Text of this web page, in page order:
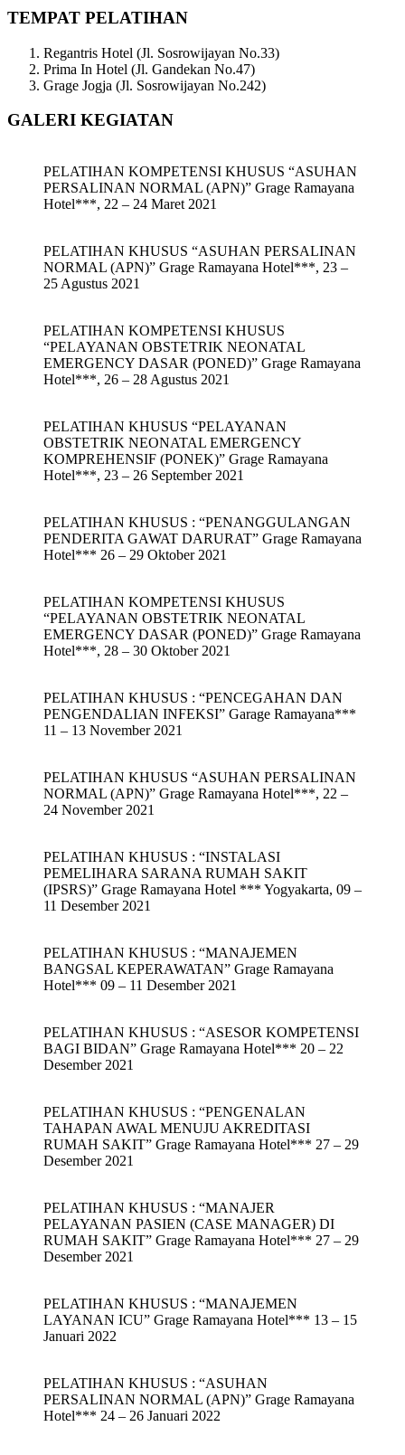
TEMPAT PELATIHAN
Regantris Hotel (Jl. Sosrowijayan No.33)
Prima In Hotel (Jl. Gandekan No.47)
Grage Jogja (Jl. Sosrowijayan No.242)
GALERI KEGIATAN
PELATIHAN KOMPETENSI KHUSUS “ASUHAN
PERSALINAN NORMAL (APN)” Grage Ramayana
Hotel***, 22 – 24 Maret 2021
PELATIHAN KHUSUS “ASUHAN PERSALINAN
NORMAL (APN)” Grage Ramayana Hotel***, 23 –
25 Agustus 2021
PELATIHAN KOMPETENSI KHUSUS
“PELAYANAN OBSTETRIK NEONATAL
EMERGENCY DASAR (PONED)” Grage Ramayana
Hotel***, 26 – 28 Agustus 2021
PELATIHAN KHUSUS “PELAYANAN
OBSTETRIK NEONATAL EMERGENCY
KOMPREHENSIF (PONEK)” Grage Ramayana
Hotel***, 23 – 26 September 2021
PELATIHAN KHUSUS : “PENANGGULANGAN
PENDERITA GAWAT DARURAT” Grage Ramayana
Hotel*** 26 – 29 Oktober 2021
PELATIHAN KOMPETENSI KHUSUS
“PELAYANAN OBSTETRIK NEONATAL
EMERGENCY DASAR (PONED)” Grage Ramayana
Hotel***, 28 – 30 Oktober 2021
PELATIHAN KHUSUS : “PENCEGAHAN DAN
PENGENDALIAN INFEKSI” Garage Ramayana***
11 – 13 November 2021
PELATIHAN KHUSUS “ASUHAN PERSALINAN
NORMAL (APN)” Grage Ramayana Hotel***, 22 –
24 November 2021
PELATIHAN KHUSUS : “INSTALASI
PEMELIHARA SARANA RUMAH SAKIT
(IPSRS)” Grage Ramayana Hotel *** Yogyakarta, 09 –
11 Desember 2021
PELATIHAN KHUSUS : “MANAJEMEN
BANGSAL KEPERAWATAN” Grage Ramayana
Hotel*** 09 – 11 Desember 2021
PELATIHAN KHUSUS : “ASESOR KOMPETENSI
BAGI BIDAN” Grage Ramayana Hotel*** 20 – 22
Desember 2021
PELATIHAN KHUSUS : “PENGENALAN
TAHAPAN AWAL MENUJU AKREDITASI
RUMAH SAKIT” Grage Ramayana Hotel*** 27 – 29
Desember 2021
PELATIHAN KHUSUS : “MANAJER
PELAYANAN PASIEN (CASE MANAGER) DI
RUMAH SAKIT” Grage Ramayana Hotel*** 27 – 29
Desember 2021
PELATIHAN KHUSUS : “MANAJEMEN
LAYANAN ICU” Grage Ramayana Hotel*** 13 – 15
Januari 2022
PELATIHAN KHUSUS : “ASUHAN
PERSALINAN NORMAL (APN)” Grage Ramayana
Hotel*** 24 – 26 Januari 2022